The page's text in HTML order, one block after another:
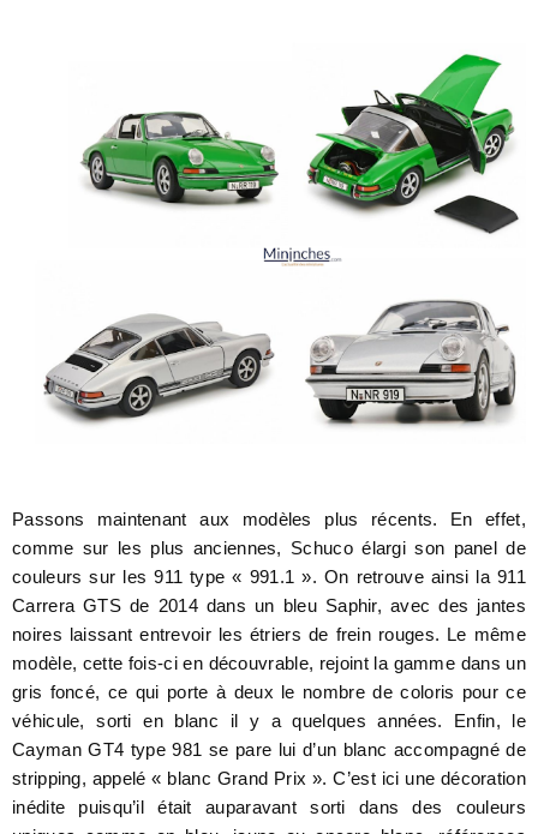
Passons maintenant aux modèles plus récents. En effet,
comme sur les plus anciennes, Schuco élargi son panel de
couleurs sur les 911 type « 991.1 ». On retrouve ainsi la 911
Carrera GTS de 2014 dans un bleu Saphir, avec des jantes
noires laissant entrevoir les étriers de frein rouges. Le même
modèle, cette fois-ci en découvrable, rejoint la gamme dans un
gris foncé, ce qui porte à deux le nombre de coloris pour ce
véhicule, sorti en blanc il y a quelques années. Enfin, le
Cayman GT4 type 981 se pare lui d’un blanc accompagné de
stripping, appelé « blanc Grand Prix ». C’est ici une décoration
inédite puisqu’il était auparavant sorti dans des couleurs